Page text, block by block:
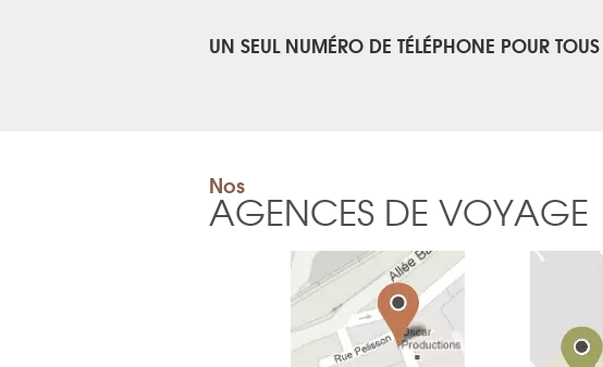
UN SEUL NUMÉRO DE TÉLÉPHONE POUR
Nos
AGENCES DE VOYAGE